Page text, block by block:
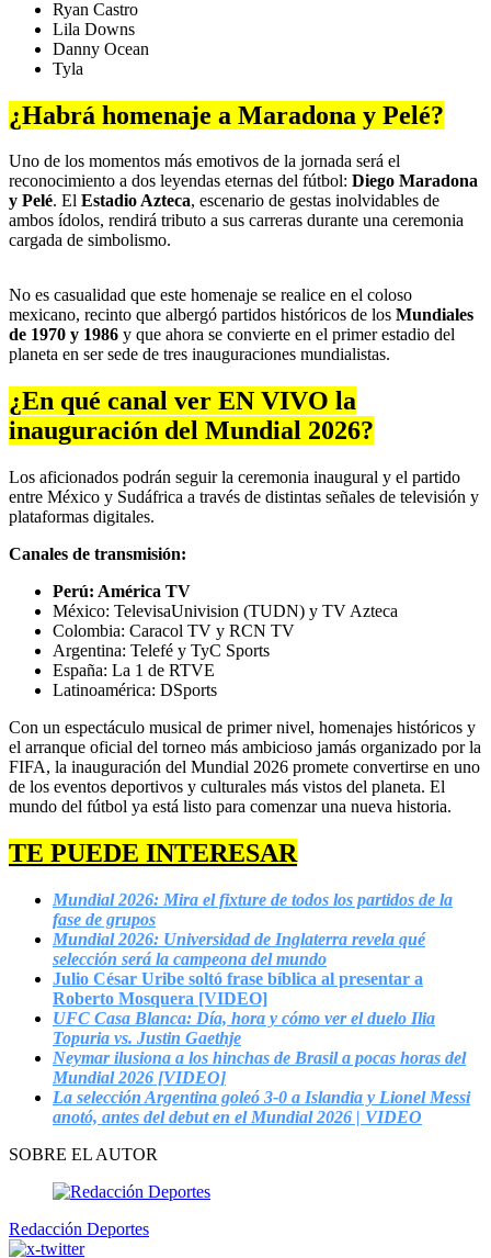
Ryan Castro
Lila Downs
Danny Ocean
Tyla
¿Habrá homenaje a Maradona y Pelé?
Uno de los momentos más emotivos de la jornada será el
reconocimiento a dos leyendas eternas del fútbol: Diego Maradona
y Pelé. El Estadio Azteca, escenario de gestas inolvidables de
ambos ídolos, rendirá tributo a sus carreras durante una ceremonia
cargada de simbolismo.
No es casualidad que este homenaje se realice en el coloso
mexicano, recinto que albergó partidos históricos de los Mundiales
de 1970 y 1986 y que ahora se convierte en el primer estadio del
planeta en ser sede de tres inauguraciones mundialistas.
¿En qué canal ver EN VIVO la
inauguración del Mundial 2026?
Los aficionados podrán seguir la ceremonia inaugural y el partido
entre México y Sudáfrica a través de distintas señales de televisión y
plataformas digitales.
Canales de transmisión:
Perú: América TV
México: TelevisaUnivision (TUDN) y TV Azteca
Colombia: Caracol TV y RCN TV
Argentina: Telefé y TyC Sports
España: La 1 de RTVE
Latinoamérica: DSports
Con un espectáculo musical de primer nivel, homenajes históricos y
el arranque oficial del torneo más ambicioso jamás organizado por la
FIFA, la inauguración del Mundial 2026 promete convertirse en uno
de los eventos deportivos y culturales más vistos del planeta. El
mundo del fútbol ya está listo para comenzar una nueva historia.
TE PUEDE INTERESAR
Mundial 2026: Mira el fixture de todos los partidos de la
fase de grupos
Mundial 2026: Universidad de Inglaterra revela qué
selección será la campeona del mundo
Julio César Uribe soltó frase bíblica al presentar a
Roberto Mosquera [VIDEO]
UFC Casa Blanca: Día, hora y cómo ver el duelo Ilia
Topuria vs. Justin Gaethje
Neymar ilusiona a los hinchas de Brasil a pocas horas del
Mundial 2026 [VIDEO]
La selección Argentina goleó 3-0 a Islandia y Lionel Messi
anotó, antes del debut en el Mundial 2026 | VIDEO
SOBRE EL AUTOR
Redacción Deportes